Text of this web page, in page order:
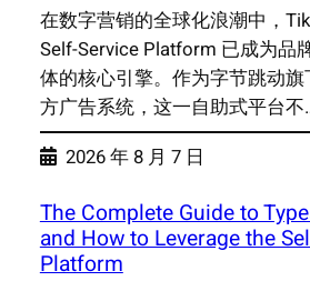
在数字营销的全球化浪潮中，
Self-Service Platform 已成为品
体的核心引擎。作为字节跳动
方广告系统，这一自助式平台不
2026 年 8 月 7 日
The Complete Guide to
and How to Leverage the
Platform